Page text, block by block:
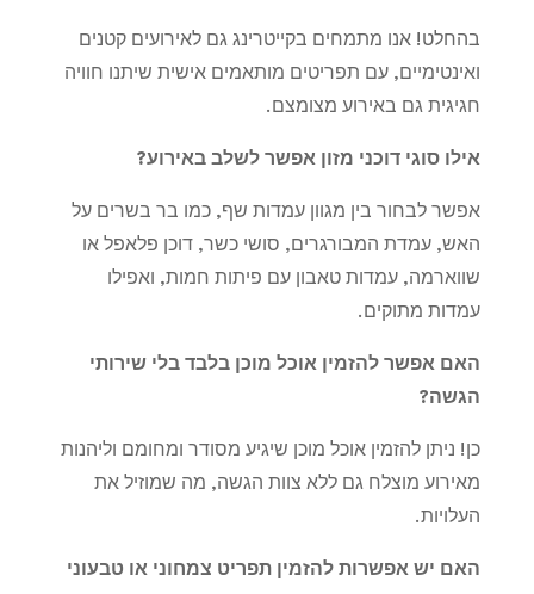
בהחלט! אנו מתמחים בקייטרינג גם לאירועים קטנים
ואינטימיים, עם תפריטים מותאמים אישית שיתנו חוויה
חגיגית גם באירוע מצומצם.
אילו סוגי דוכני מזון אפשר לשלב באירוע?
אפשר לבחור בין מגוון עמדות שף, כמו בר בשרים על
האש, עמדת המבורגרים, סושי כשר, דוכן פלאפל או
שווארמה, עמדות טאבון עם פיתות חמות, ואפילו
עמדות מתוקים.
האם אפשר להזמין אוכל מוכן בלבד בלי שירותי
הגשה?
כן! ניתן להזמין אוכל מוכן שיגיע מסודר ומחומם וליהנות
מאירוע מוצלח גם ללא צוות הגשה, מה שמוזיל את
העלויות.
האם יש אפשרות להזמין תפריט צמחוני או טבעוני